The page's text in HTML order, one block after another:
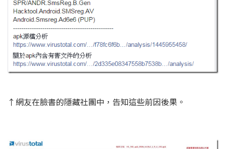
↑網友在臉書的隱藏社團中，告知這些前因後果。